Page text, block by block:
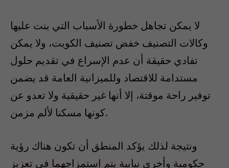
لا يمكن تجاهل خطورة الأسباب التي بنت عليها
وكالات التصنيف خفض تصنيف الكويت، ولا يمكن
تفادي حقيقة أن عدم الإسراع في تقديم حلول
مستدامة للاقتصاد وللميزانية العامة قد يضمن
توفير راحة موقتة، إلا أنها غير حقيقية ولا تعدو عن
كونها مسكنا لألم مزمن.
ونتيجة لذلك يؤكد المنطق أن تكون هناك رؤية
حكومية وأخرى نيابية يتم استمزاجهما في تعزيز